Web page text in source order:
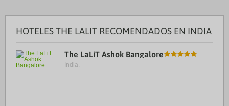
HOTELES THE LALIT RECOMENDADOS EN INDIA
The LaLiT Ashok Bangalore
India.